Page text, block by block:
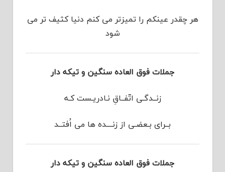
هر چقدر عینکم را تمیزتر می کنم دنیا کثیف تر می
شود
جملات فوق العاده سنگین و تیکه دار
زنــدگـی اتّفــاقِ نـادریـست کـه
بــرای بـعضـی از زنــــده ها می اُفتــد
جملات فوق العاده سنگین و تیکه دار